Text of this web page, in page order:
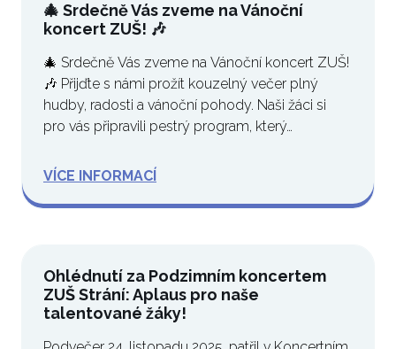
🎄 Srdečně Vás zveme na Vánoční
koncert ZUŠ! 🎶
🎄 Srdečně Vás zveme na Vánoční koncert ZUŠ!
🎶 Přijďte s námi prožít kouzelný večer plný
hudby, radosti a vánoční pohody. Naši žáci si
pro vás připravili pestrý program, který…
VÍCE INFORMACÍ
Ohlédnutí za Podzimním koncertem
ZUŠ Strání: Aplaus pro naše
talentované žáky!